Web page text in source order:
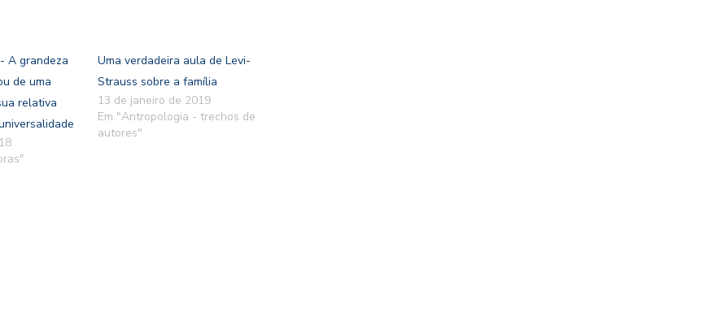
A grandeza
de uma
relativa
Uma verdadeira aula de Levi-
Strauss sobre a família
13 de janeiro de 2019
Em "Antropologia - trechos de
autores"